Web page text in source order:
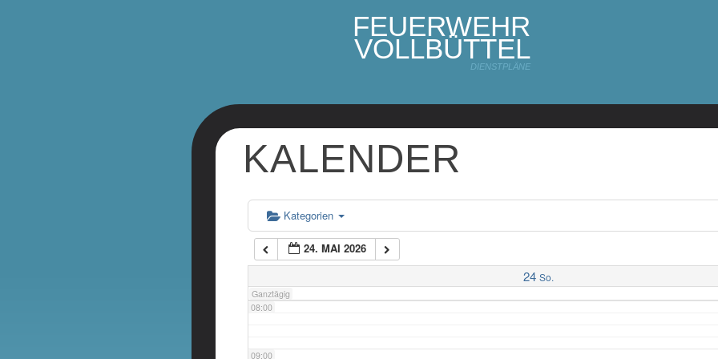
FEUERWEHR
VOLLBÜTTEL
DIENSTPLÄNE
KALENDER
Kategorien
24. MAI 2026
24 So.
Ganztägig
05:00
06:00
07:00
08:00
09:00